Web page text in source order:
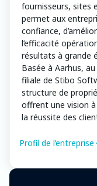
fournisseurs, sites
permet aux
confiance,
l’efficacité
résultats à grande
Basée à Aarhus,
filiale de Stibo
structure de
offrent une vision
la réussite des
Profil de l’entreprise